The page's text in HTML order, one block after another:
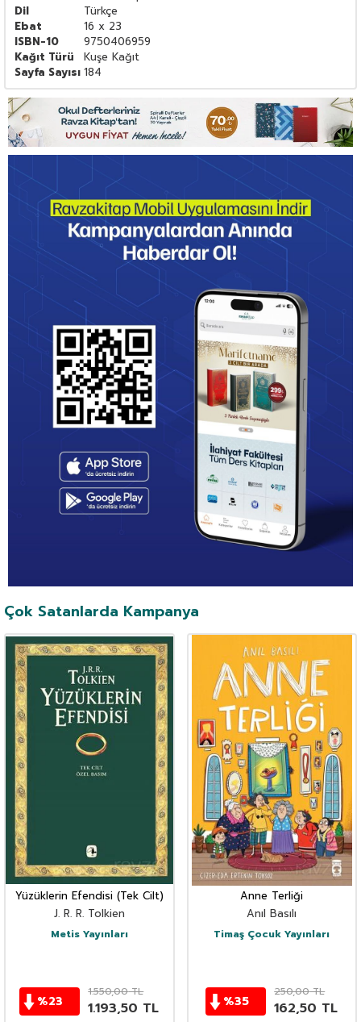
Dil
Türkçe
Ebat
16 x 23
ISBN-10
9750406959
Kağıt Türü
Kuşe Kağıt
Sayfa Sayısı 184
Çok Satanlarda Kampanya
Yüzüklerin Efendisi (Tek Cilt)
J. R. R. Tolkien
Metis Yayınları
%23
1.550,00TL
1.193,50 TL
Anne Terliği
Anıl Basılı
Timaş Çocuk Yayınları
%35
250,00TL
162,50 TL